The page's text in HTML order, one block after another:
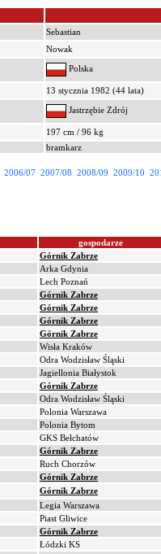
Sebastian
Nowak
Polska
13 stycznia 1982 (44 lata)
Jastrzębie Zdrój
197 cm / 96 kg
bramkarz
2006/07 2007/08 2008/09 2009/10
gospodarze
Górnik Zabrze
Arka Gdynia
Lech Poznań
Górnik Zabrze
Górnik Zabrze
Górnik Zabrze
Górnik Zabrze
Wisła Kraków
Odra Wodzisław Śląski
Jagiellonia Białystok
Górnik Zabrze
Odra Wodzisław Śląski
Polonia Warszawa
Polonia Bytom
GKS Bełchatów
Górnik Zabrze
Ruch Chorzów
Górnik Zabrze
Górnik Zabrze
Legia Warszawa
Piast Gliwice
Górnik Zabrze
Łódzki KS